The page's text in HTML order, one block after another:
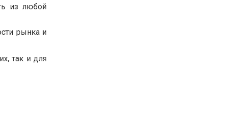
из любой
рынка и
так и для